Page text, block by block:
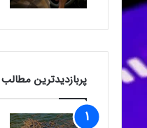
پربازدیدترین مطالب